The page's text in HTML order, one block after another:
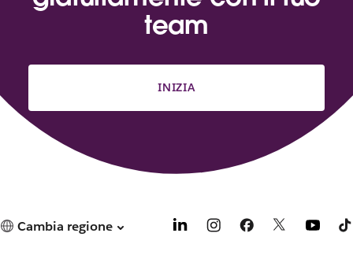
team
INIZIA
Cambia regione